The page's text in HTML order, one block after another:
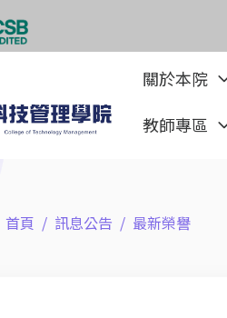
關於本院
教師專區
首頁 訊息公告 最新榮譽